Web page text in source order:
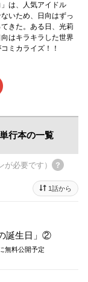
は、人気アイドル
いため、日向はずっ
きた。ある日、光莉
はキラキラした世界
ミカライズ！！
単行本の一覧
が必要です）
1話から
誕生日」②
無料公開予定